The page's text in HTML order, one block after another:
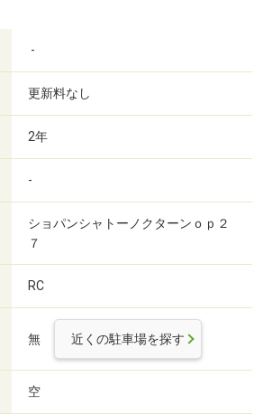
-
更新料なし
2年
-
ショパンシャトーノクターンｏｐ２
７
RC
無 近くの駐車場を探す
空